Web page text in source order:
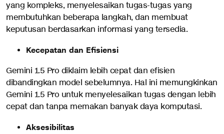
yang kompleks, menyelesaikan tugas-tugas yang
membutuhkan beberapa langkah, dan membuat
keputusan berdasarkan informasi yang tersedia.
Kecepatan dan Efisiensi
Gemini 1.5 Pro diklaim lebih cepat dan efisien
dibandingkan model sebelumnya. Hal ini memungkinkan
Gemini 1.5 Pro untuk menyelesaikan tugas dengan lebih
cepat dan tanpa memakan banyak daya komputasi.
Aksesibilitas